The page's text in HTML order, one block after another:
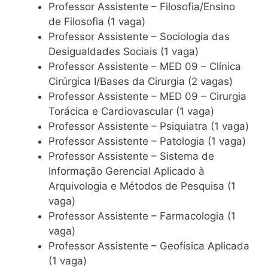
Professor Assistente – Filosofia/Ensino
de Filosofia (1 vaga)
Professor Assistente – Sociologia das
Desigualdades Sociais (1 vaga)
Professor Assistente – MED 09 – Clínica
Cirúrgica I/Bases da Cirurgia (2 vagas)
Professor Assistente – MED 09 – Cirurgia
Torácica e Cardiovascular (1 vaga)
Professor Assistente – Psiquiatra (1 vaga)
Professor Assistente – Patologia (1 vaga)
Professor Assistente – Sistema de
Informação Gerencial Aplicado à
Arquivologia e Métodos de Pesquisa (1
vaga)
Professor Assistente – Farmacologia (1
vaga)
Professor Assistente – Geofísica Aplicada
(1 vaga)